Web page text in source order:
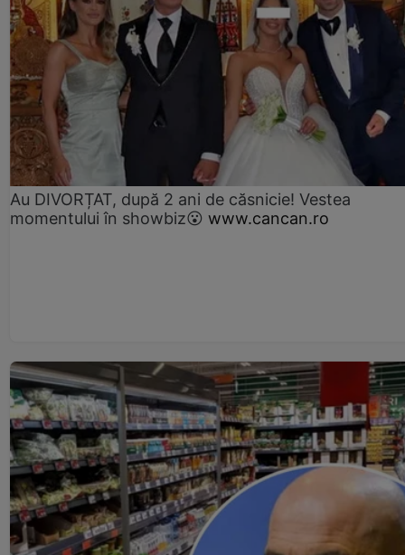
Au DIVORȚAT, după 2 ani de căsnicie! Vestea
momentului în showbiz😮 www.cancan.ro